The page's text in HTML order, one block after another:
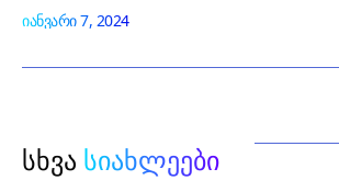
იანვარი 7, 2024
სხვა სიახლეები